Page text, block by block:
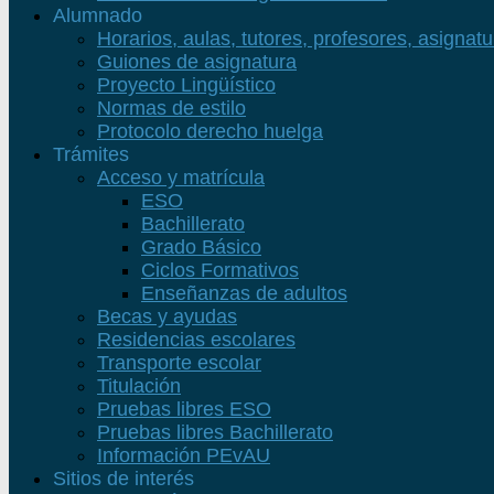
Alumnado
Horarios, aulas, tutores, profesores,
Guiones de asignatura
Proyecto Lingüístico
Normas de estilo
Protocolo derecho huelga
Trámites
Acceso y matrícula
ESO
Bachillerato
Grado Básico
Ciclos Formativos
Enseñanzas de adultos
Becas y ayudas
Residencias escolares
Transporte escolar
Titulación
Pruebas libres ESO
Pruebas libres Bachillerato
Información PEvAU
Sitios de interés